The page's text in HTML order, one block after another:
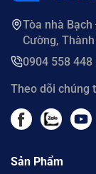
Tòa nhà
Cường,
0904 558 448
Theo dõi chúng
Sản Phẩm